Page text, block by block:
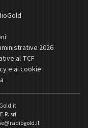
2026
al TCF
e ai cookie
srl